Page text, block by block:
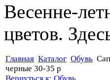
Весенне-
цветов.
Главная Каталог Обувь
черные 30-35 р
Вернуться к: Обувь